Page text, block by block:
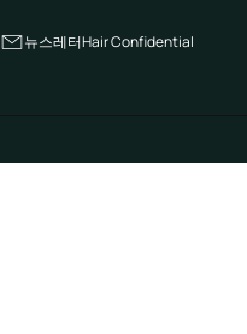
뉴스레터Hair Confidential